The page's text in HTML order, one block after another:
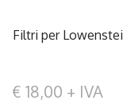
Filtri per
€ 18,00 + IVA